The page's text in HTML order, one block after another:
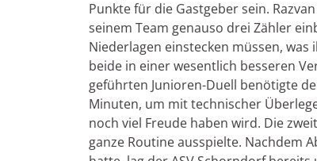
Punkte für die Gastgeber sein.
seinem Team genauso drei Zähler
Niederlagen einstecken müssen,
beide in einer wesentlich besseren
geführten Junioren-Duell benötigte
Minuten, um mit technischer
noch viel Freude haben wird. Die
ganze Routine ausspielte. Nachdem